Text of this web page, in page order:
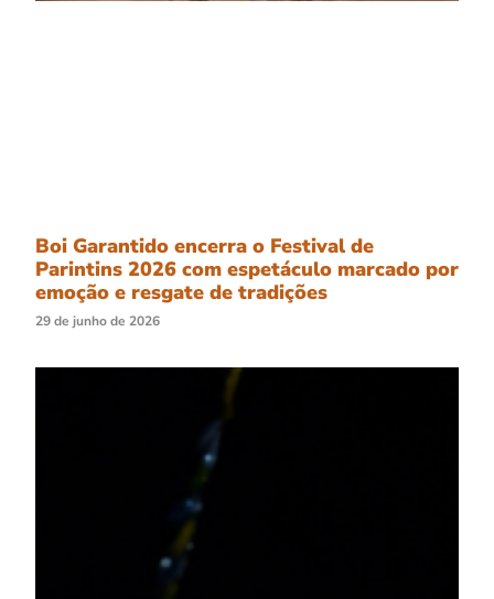
Boi Garantido encerra o Festival de
Parintins 2026 com espetáculo marcado por
emoção e resgate de tradições
29 de junho de 2026